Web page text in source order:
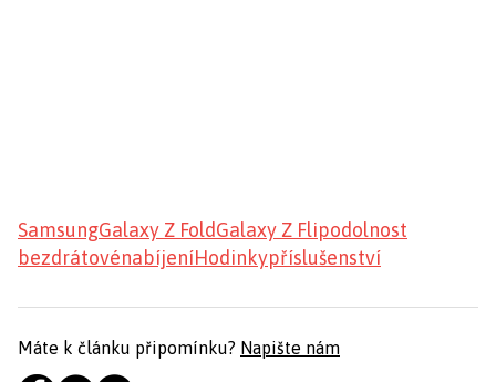
SamsungGalaxy Z FoldGalaxy Z Flipodolnost
bezdrátovénabíjeníHodinkypříslušenství
Máte k článku připomínku? Napište nám